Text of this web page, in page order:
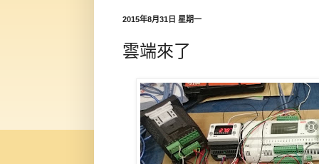
2015年8月31日 星期一
雲端來了